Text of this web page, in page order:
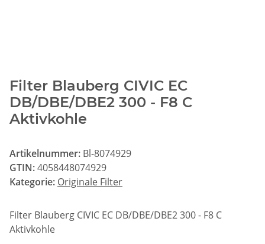
Filter Blauberg CIVIC EC
DB/DBE/DBE2 300 - F8 C
Aktivkohle
Artikelnummer: Bl-8074929
GTIN:4058448074929
Kategorie: Originale Filter
Filter Blauberg CIVIC EC DB/DBE/DBE2 300 - F8 C
Aktivkohle